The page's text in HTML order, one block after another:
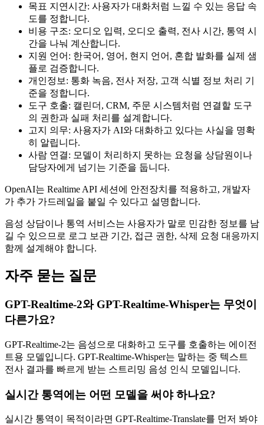
목표 지연시간: 사용자가 대화처럼 느낄 수 있는 응답 속
도를 정합니다.
비용 구조: 오디오 입력, 오디오 출력, 전사 시간, 통역 시
간을 나눠 계산합니다.
지원 언어: 한국어, 영어, 현지 언어, 혼합 발화를 실제 샘
플로 검증합니다.
개인정보: 통화 녹음, 전사 저장, 고객 식별 정보 처리 기
준을 정합니다.
도구 호출: 캘린더, CRM, 주문 시스템처럼 연결할 도구
의 권한과 실패 처리를 설계합니다.
고지 의무: 사용자가 AI와 대화하고 있다는 사실을 명확
히 알립니다.
사람 연결: 모델이 처리하지 못하는 요청을 상담원이나
담당자에게 넘기는 기준을 둡니다.
OpenAI는 Realtime API 세션에 안전장치를 적용하고, 개발자
가 추가 가드레일을 붙일 수 있다고 설명합니다.
음성 상담이나 통역 서비스는 사용자가 말로 민감한 정보를 남
길 수 있으므로 로그 보관 기간, 접근 권한, 삭제 요청 대응까지
함께 설계해야 합니다.
자주 묻는 질문
GPT-Realtime-2와 GPT-Realtime-Whisper는 무엇이
다른가요?
GPT-Realtime-2는 음성으로 대화하고 도구를 호출하는 에이전
트용 모델입니다. GPT-Realtime-Whisper는 말하는 중 텍스트
전사 결과를 빠르게 받는 스트리밍 음성 인식 모델입니다.
실시간 통역에는 어떤 모델을 써야 하나요?
실시간 통역이 목적이라면 GPT-Realtime-Translate를 먼저 봐야